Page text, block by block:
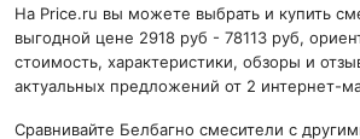
На Price.ru вы можете выбрать и купить
выгодной цене 2918 руб - 78113 руб,
стоимость, характеристики, обзоры и
актуальных предложений от 2 интернет-
Сравнивайте Белбагно смесители с